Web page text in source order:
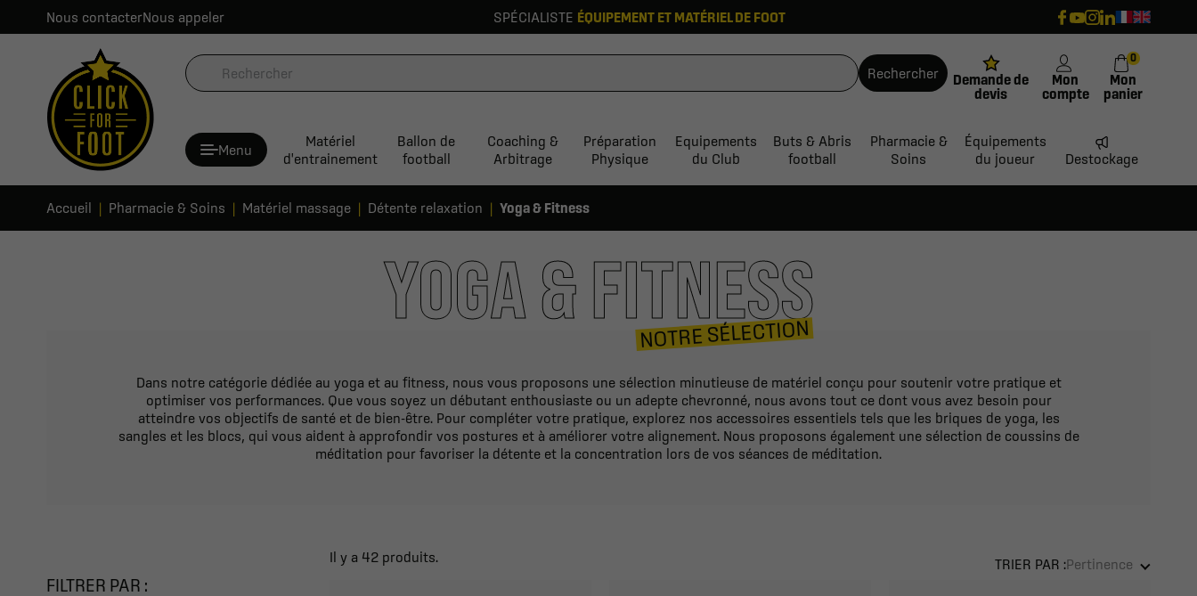
Nous contacterNous appeler SPÉCIALISTE ÉQUIPEMENT ET MATÉRIEL DE FOOT
Rechercher
Demande de
devis
Mon
compte
Mon
panier
0
Menu
Matériel
d'entrainement
Ballon de
football
Coaching &
Arbitrage
Préparation
Physique
Equipements
du Club
Buts & Abris
football
Pharmacie &
Soins
Équipements
du joueur
Destockage
Accueil Pharmacie & Soins Matériel massage Détente relaxation Yoga & Fitness
YOGA & FITNESS
NOTRE SÉLECTION
Dans notre catégorie dédiée au yoga et au fitness, nous vous proposons une sélection minutieuse de matériel conçu pour soutenir votre pratique et
optimiser vos performances. Que vous soyez un débutant enthousiaste ou un adepte chevronné, nous avons tout ce dont vous avez besoin pour
atteindre vos objectifs de santé et de bien-être. Pour compléter votre pratique, explorez nos accessoires essentiels tels que les briques de yoga, les
sangles et les blocs, qui vous aident à approfondir vos postures et à améliorer votre alignement. Nous proposons également une sélection de coussins de
méditation pour favoriser la détente et la concentration lors de vos séances de méditation.
FILTRER PAR :
Il y a 42 produits. TRIER PAR :Pertinence